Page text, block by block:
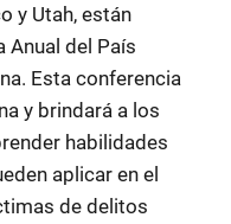
y Utah, están
Anual del País
Esta conferencia
y brindará a los
habilidades
aplicar en el
de delitos